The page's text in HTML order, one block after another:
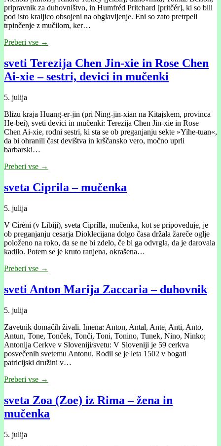
pripravnik za duhovništvo, in Humfréd Pritchard [pritčér], ki so bili
pod isto kraljico obsojeni na obglavljenje. Eni so zato pretrpeli
trpinčenje z mučilom, ker…
Preberi vse →
sveti Terezija Chen Jin-xie in Rose Chen
Ai-xie – sestri, devici in mučenki
5. julija
Blizu kraja Huang-er-jin (pri Ning-jin-xian na Kitajskem, provinca
He-bei), sveti devici in mučenki: Terezija Chen Jin-xie in Rose
Chen Ai-xie, rodni sestri, ki sta se ob preganjanju sekte »Yihe-tuan«,
da bi ohranili čast devištva in krščansko vero, močno uprli
barbarski…
Preberi vse →
sveta Ciprila – mučenka
5. julija
V Ciréni (v Libiji), sveta Ciprílla, mučenka, kot se pripoveduje, je
ob preganjanju cesarja Dioklecijana dolgo časa držala žareče oglje
položeno na roko, da se ne bi zdelo, če bi ga odvrgla, da je darovala
kadilo. Potem se je kruto ranjena, okrašena…
Preberi vse →
sveti Anton Marija Zaccaria – duhovnik
5. julija
Zavetnik domačih živali. Imena: Anton, Antal, Ante, Anti, Anto,
Antun, Tone, Tonček, Tonči, Toni, Tonino, Tunek, Nino, Ninko;
Antonija Cerkve v Sloveniji/svetu: V Sloveniji je 59 cerkva
posvečenih svetemu Antonu. Rodil se je leta 1502 v bogati
patricijski družini v…
Preberi vse →
sveta Zoa (Zoe) iz Rima – žena in
mučenka
5. julija